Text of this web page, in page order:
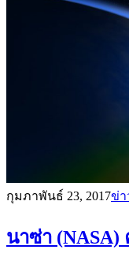
กุมภาพันธ์ 23, 2017ข่า
นาซ่า